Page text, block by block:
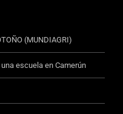
(MUNDIAGRI)
escuela en Camerún